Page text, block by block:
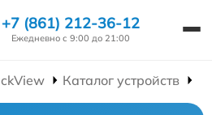
+7 (861) 212-36-12
Ежедневно с 9:00 до 21:00
Каталог устройств